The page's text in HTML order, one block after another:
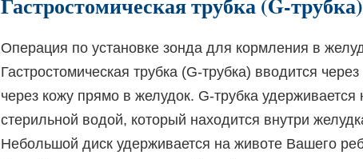
Операция по установке зонда для кормления в
Гастростомическая трубка (G-трубка) вводится
через кожу прямо в желудок. G-трубка
стерильной водой, который находится внутри
Небольшой диск удерживается на животе Вашего